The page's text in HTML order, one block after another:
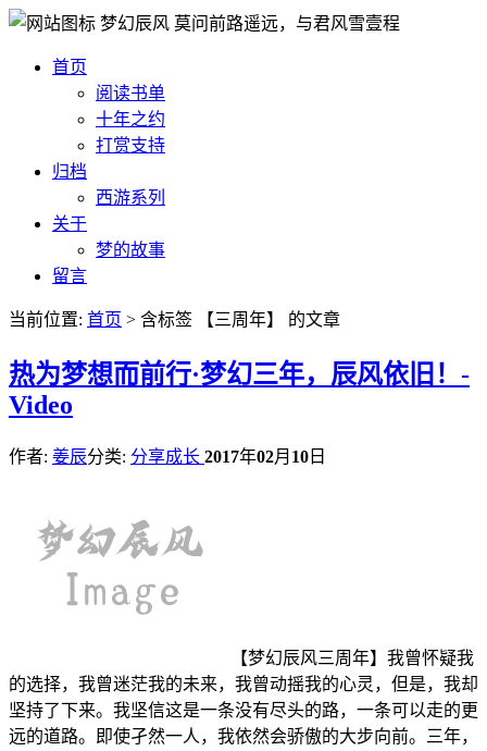
梦幻辰风 莫问前路遥远，与君风雪壹程
首页
阅读书单
十年之约
打赏支持
归档
西游系列
关于
梦的故事
留言
当前位置: 首页 > 含标签 【三周年】 的文章
热为梦想而前行·梦幻三年，辰风依旧！-
Video
作者: 姜辰分类: 分享成长 2017年02月 10 日
【梦幻辰风三周年】我曾怀疑我
的选择，我曾迷茫我的未来，我曾动摇我的心灵，但是，我却
坚持了下来。我坚信这是一条没有尽头的路，一条可以走的更
远的道路。即使孑然一人，我依然会骄傲的大步向前。三年，